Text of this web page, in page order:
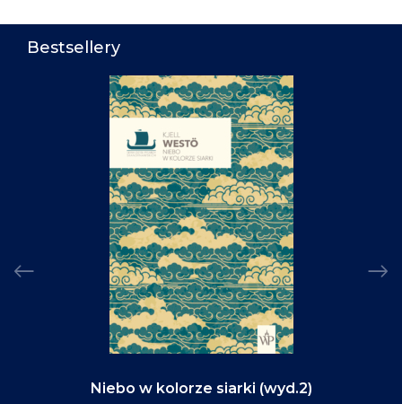
Bestsellery
Niebo w kolorze siarki (wyd.2)